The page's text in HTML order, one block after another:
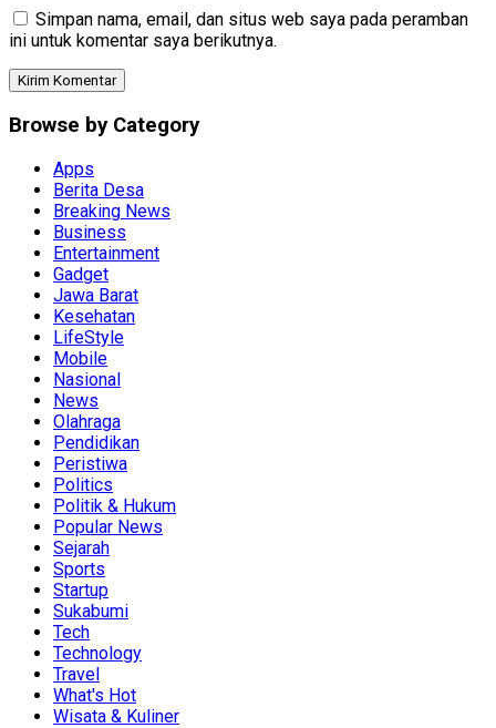
Simpan nama, email, dan situs web saya pada peramban
ini untuk komentar saya berikutnya.
Browse by Category
Apps
Berita Desa
Breaking News
Business
Entertainment
Gadget
Jawa Barat
Kesehatan
LifeStyle
Mobile
Nasional
News
Olahraga
Pendidikan
Peristiwa
Politics
Politik & Hukum
Popular News
Sejarah
Sports
Startup
Sukabumi
Tech
Technology
Travel
What's Hot
Wisata & Kuliner